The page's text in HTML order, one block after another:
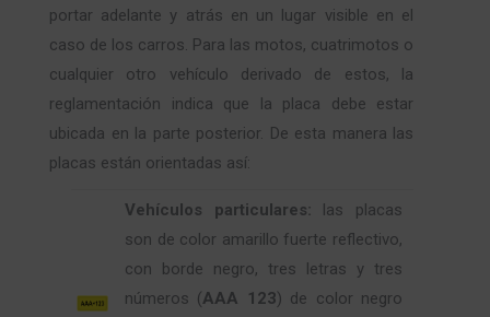
portar adelante y atrás en un lugar visible en el
caso de los carros. Para las motos, cuatrimotos o
cualquier otro vehículo derivado de estos, la
reglamentación indica que la placa debe estar
ubicada en la parte posterior. De esta manera las
placas están orientadas así:
Vehículos particulares: las placas
son de color amarillo fuerte reflectivo,
con borde negro, tres letras y tres
números (AAA 123) de color negro